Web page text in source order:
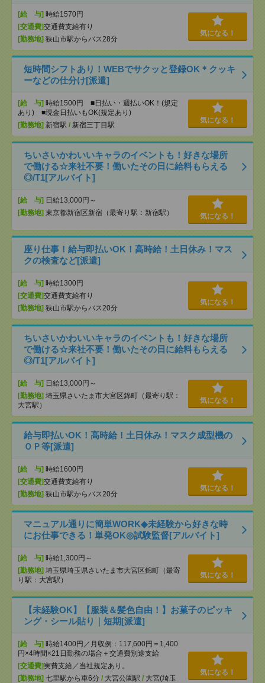
[給 与] 時給1570円
[交通費]交通費支給有り
[勤務地] 狭山市駅からバス28分
気になる！
短時間シフトあり！WEBでサクッと登録OK＊クッキ
ーなどの仕分け[派遣]
[給 与] 時給1500円 ■日払い・週払いOK！(規定
あり) ■現金日払いもOK(規定あり)
[勤務地] 新宿駅 / 新宿三丁目駅
気になる！
ちいさいかわいいキャラのイベントも！好きな場所
で働ける☆来社不要！働いたその日に給料もらえる
◎/T1[アルバイト]
[給 与] 日給13,000円～
[勤務地] 東京都新宿区新宿（最寄り駅：新宿駅） 気になる！
座り仕事！給与即払いOK！高時給！土日休み！マス
クの検査など[派遣]
[給 与] 時給1300円
[交通費]交通費支給有り
[勤務地] 狭山市駅からバス20分
気になる！
ちいさいかわいいキャラのイベントも！好きな場所
で働ける☆来社不要！働いたその日に給料もらえる
◎/T1[アルバイト]
[給 与] 日給13,000円～
[勤務地] 埼玉県さいたま市大宮区錦町（最寄り駅：
大宮駅）
気になる！
給与即払いOK！高時給！土日休み！マスク成型機の
ＯＰ等[派遣]
[給 与] 時給1600円
[交通費]交通費支給有り
[勤務地] 狭山市駅からバス20分
気になる！
マニュアル通りに簡単WORK◆未経験から好きな時
にお仕事できる！単発OK◎試験監督[アルバイト]
[給 与] 時給1,300円～
[勤務地] 埼玉県埼玉県さいたま市大宮区錦町（最寄
り駅：大宮駅）
気になる！
【未経験OK】【服装＆髪色自由！】お菓子のピッキ
ング・シール貼り｜短期[派遣]
[給 与] 時給1400円／月収例：117,600円＝1,400
円×4時間×21日勤務の場合＋交通費別途支給
[交通費]実費支給／当社規定あり。
[勤務地] 七里駅から車6分 / 大宮公園駅 / 大宮(埼玉
気になる！